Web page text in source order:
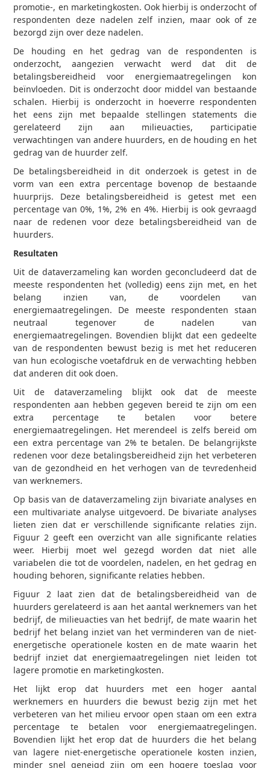
promotie-, en marketingkosten. Ook hierbij is onderzocht of
respondenten deze nadelen zelf inzien, maar ook of ze
bezorgd zijn over deze nadelen.
De houding en het gedrag van de respondenten is
onderzocht, aangezien verwacht werd dat dit de
betalingsbereidheid voor energiemaatregelingen kon
beïnvloeden. Dit is onderzocht door middel van bestaande
schalen. Hierbij is onderzocht in hoeverre respondenten
het eens zijn met bepaalde stellingen statements die
gerelateerd zijn aan milieuacties, participatie
verwachtingen van andere huurders, en de houding en het
gedrag van de huurder zelf.
De betalingsbereidheid in dit onderzoek is getest in de
vorm van een extra percentage bovenop de bestaande
huurprijs. Deze betalingsbereidheid is getest met een
percentage van 0%, 1%, 2% en 4%. Hierbij is ook gevraagd
naar de redenen voor deze betalingsbereidheid van de
huurders.
Resultaten
Uit de dataverzameling kan worden geconcludeerd dat de
meeste respondenten het (volledig) eens zijn met, en het
belang inzien van, de voordelen van
energiemaatregelingen. De meeste respondenten staan
neutraal tegenover de nadelen van
energiemaatregelingen. Bovendien blijkt dat een gedeelte
van de respondenten bewust bezig is met het reduceren
van hun ecologische voetafdruk en de verwachting hebben
dat anderen dit ook doen.
Uit de dataverzameling blijkt ook dat de meeste
respondenten aan hebben gegeven bereid te zijn om een
extra percentage te betalen voor betere
energiemaatregelingen. Het merendeel is zelfs bereid om
een extra percentage van 2% te betalen. De belangrijkste
redenen voor deze betalingsbereidheid zijn het verbeteren
van de gezondheid en het verhogen van de tevredenheid
van werknemers.
Op basis van de dataverzameling zijn bivariate analyses en
een multivariate analyse uitgevoerd. De bivariate analyses
lieten zien dat er verschillende significante relaties zijn.
Figuur 2 geeft een overzicht van alle significante relaties
weer. Hierbij moet wel gezegd worden dat niet alle
variabelen die tot de voordelen, nadelen, en het gedrag en
houding behoren, significante relaties hebben.
Figuur 2 laat zien dat de betalingsbereidheid van de
huurders gerelateerd is aan het aantal werknemers van het
bedrijf, de milieuacties van het bedrijf, de mate waarin het
bedrijf het belang inziet van het verminderen van de niet-
energetische operationele kosten en de mate waarin het
bedrijf inziet dat energiemaatregelingen niet leiden tot
lagere promotie en marketingkosten.
Het lijkt erop dat huurders met een hoger aantal
werknemers en huurders die bewust bezig zijn met het
verbeteren van het milieu ervoor open staan om een extra
percentage te betalen voor energiemaatregelingen.
Bovendien lijkt het erop dat de huurders die het belang
van lagere niet-energetische operationele kosten inzien,
minder snel geneigd zijn om een hogere toeslag voor